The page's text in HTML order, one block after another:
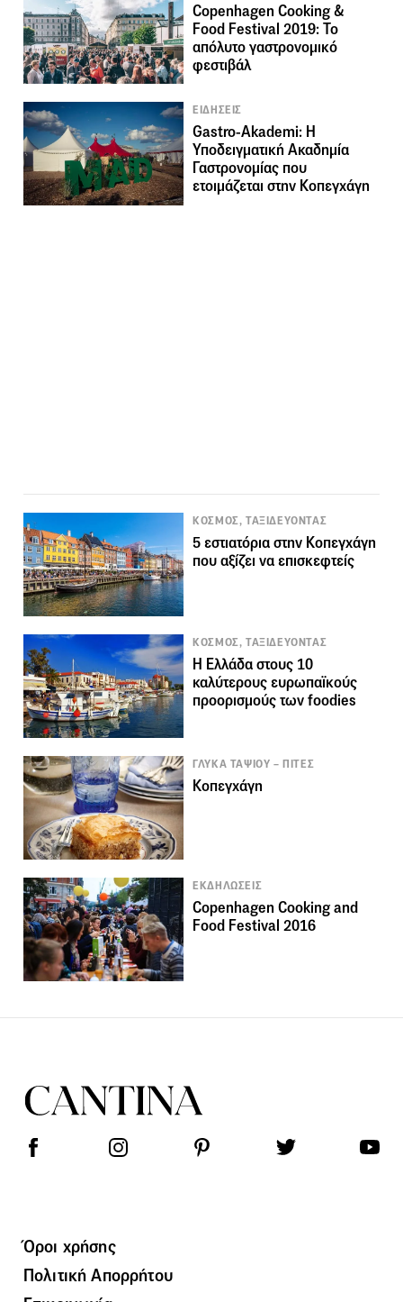
Copenhagen Cooking &
Food Festival 2019: Το
απόλυτο γαστρονομικό
φεστιβάλ
ΕΙΔΗΣΕΙΣ
Gastro-Akademi: Η
Υποδειγματική Ακαδημία
Γαστρονομίας που
ετοιμάζεται στην Κοπεγχάγη
KΟΣΜΟΣ, ΤΑΞΙΔΕΥΟΝΤΑΣ
5 εστιατόρια στην Κοπεγχάγη
που αξίζει να επισκεφτείς
KΟΣΜΟΣ, ΤΑΞΙΔΕΥΟΝΤΑΣ
Η Ελλάδα στους 10
καλύτερους ευρωπαϊκούς
προορισμούς των foodies
ΓΛΥΚΑ ΤΑΨΙΟΥ – ΠΙΤΕΣ
Κοπεγχάγη
ΕΚΔΗΛΩΣΕΙΣ
Copenhagen Cooking and
Food Festival 2016
Όροι χρήσης
Πολιτική Απορρήτου